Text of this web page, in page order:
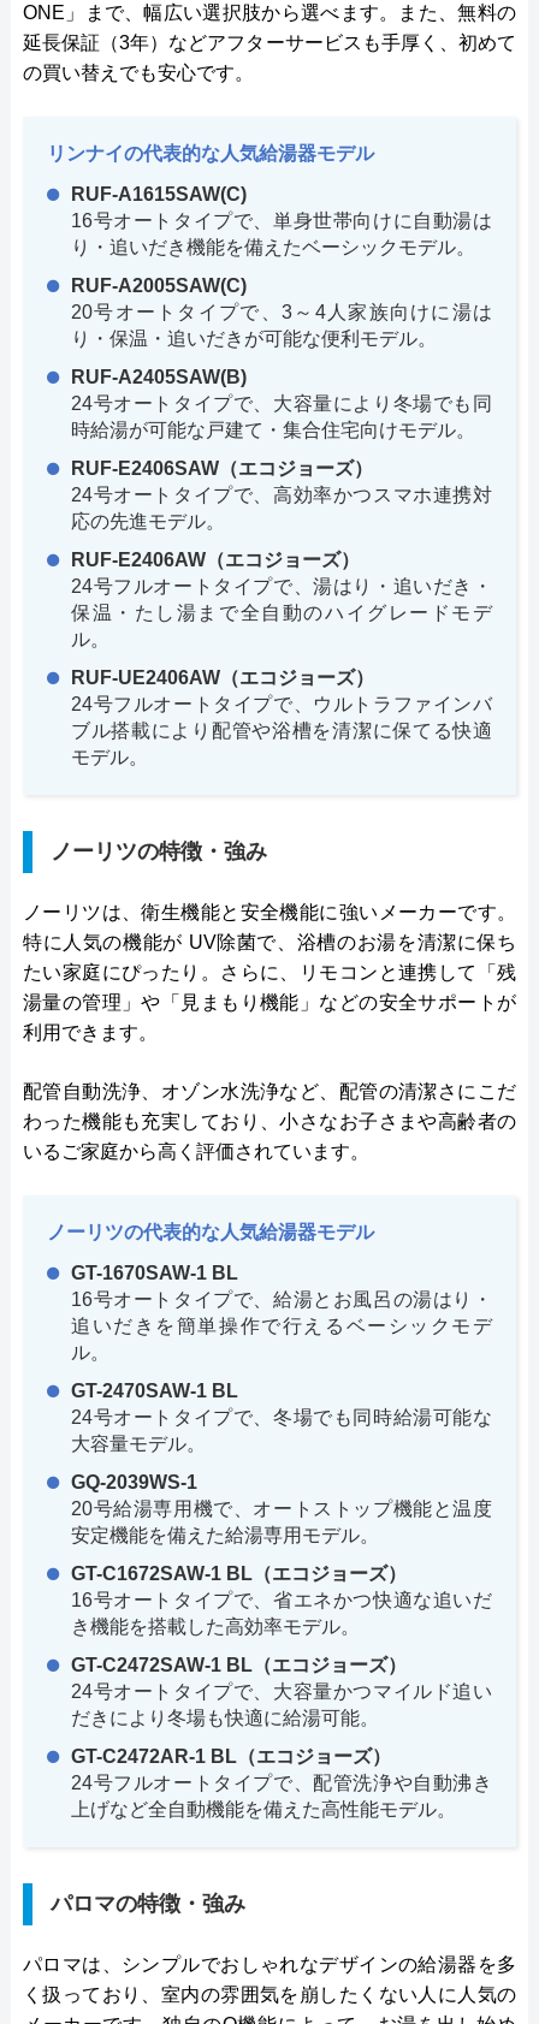
ONE」まで、幅広い選択肢から選べます。また、無料の
延長保証（3年）などアフターサービスも手厚く、初めて
の買い替えでも安心です。
リンナイの代表的な人気給湯器モデル
RUF-A1615SAW(C)
16号オートタイプで、単身世帯向けに自動湯は
り・追いだき機能を備えたベーシックモデル。
RUF-A2005SAW(C)
20号オートタイプで、3～4人家族向けに湯は
り・保温・追いだきが可能な便利モデル。
RUF-A2405SAW(B)
24号オートタイプで、大容量により冬場でも同
時給湯が可能な戸建て・集合住宅向けモデル。
RUF-E2406SAW（エコジョーズ）
24号オートタイプで、高効率かつスマホ連携対
応の先進モデル。
RUF-E2406AW（エコジョーズ）
24号フルオートタイプで、湯はり・追いだき・
保温・たし湯まで全自動のハイグレードモデ
ル。
RUF-UE2406AW（エコジョーズ）
24号フルオートタイプで、ウルトラファインバ
ブル搭載により配管や浴槽を清潔に保てる快適
モデル。
ノーリツの特徴・強み
ノーリツは、衛生機能と安全機能に強いメーカーです。
特に人気の機能が UV除菌で、浴槽のお湯を清潔に保ち
たい家庭にぴったり。さらに、リモコンと連携して「残
湯量の管理」や「見まもり機能」などの安全サポートが
利用できます。
配管自動洗浄、オゾン水洗浄など、配管の清潔さにこだ
わった機能も充実しており、小さなお子さまや高齢者の
いるご家庭から高く評価されています。
ノーリツの代表的な人気給湯器モデル
GT-1670SAW-1 BL
16号オートタイプで、給湯とお風呂の湯はり・
追いだきを簡単操作で行えるベーシックモデ
ル。
GT-2470SAW-1 BL
24号オートタイプで、冬場でも同時給湯可能な
大容量モデル。
GQ-2039WS-1
20号給湯専用機で、オートストップ機能と温度
安定機能を備えた給湯専用モデル。
GT-C1672SAW-1 BL（エコジョーズ）
16号オートタイプで、省エネかつ快適な追いだ
き機能を搭載した高効率モデル。
GT-C2472SAW-1 BL（エコジョーズ）
24号オートタイプで、大容量かつマイルド追い
だきにより冬場も快適に給湯可能。
GT-C2472AR-1 BL（エコジョーズ）
24号フルオートタイプで、配管洗浄や自動沸き
上げなど全自動機能を備えた高性能モデル。
パロマの特徴・強み
パロマは、シンプルでおしゃれなデザインの給湯器を多
く扱っており、室内の雰囲気を崩したくない人に人気の